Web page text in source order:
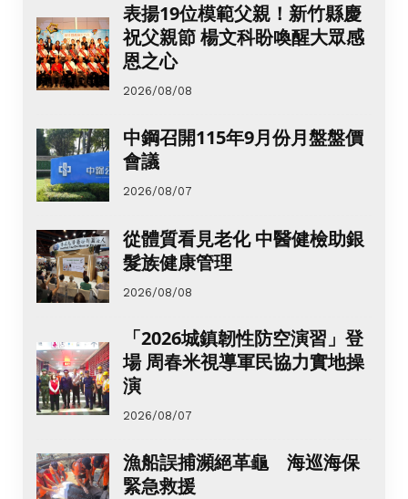
表揚19位模範父親！新竹縣慶
祝父親節 楊文科盼喚醒大眾感
恩之心
2026/08/08
中鋼召開115年9月份月盤盤價
會議
2026/08/07
從體質看見老化 中醫健檢助銀
髮族健康管理
2026/08/08
「2026城鎮韌性防空演習」登
場 周春米視導軍民協力實地操
演
2026/08/07
漁船誤捕瀕絕革龜 海巡海保
緊急救援